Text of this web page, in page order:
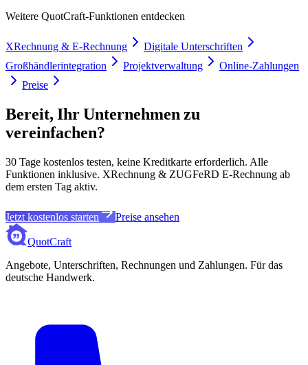
Weitere QuotCraft-Funktionen entdecken
XRechnung & E-Rechnung
Digitale Unterschriften
Großhändlerintegration
Projektverwaltung
Online-Zahlungen
Preise
Bereit, Ihr Unternehmen zu
vereinfachen?
30 Tage kostenlos testen, keine Kreditkarte erforderlich. Alle
Funktionen inklusive. XRechnung & ZUGFeRD E-Rechnung ab
dem ersten Tag aktiv.
Jetzt kostenlos starten Preise ansehen
QuotCraft
Angebote, Unterschriften, Rechnungen und Zahlungen. Für das
deutsche Handwerk.